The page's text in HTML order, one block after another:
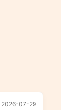
2026-07-29